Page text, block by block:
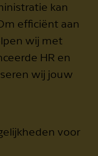
kan
efficiënt aan
wij met
HR en
wij jouw
voor